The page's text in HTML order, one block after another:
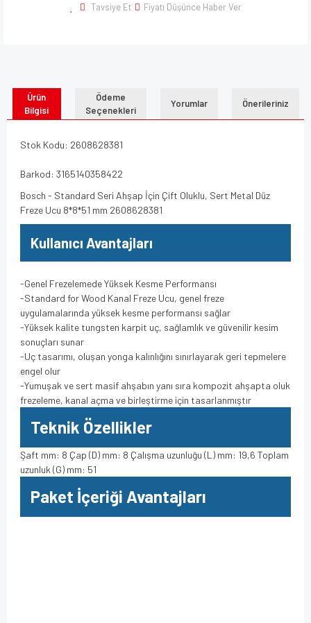
Tavsiye Et Fiyatı Düşünce Haber Ver
Ürün
Bilgisi
Ödeme
Seçenekleri
Yorumlar Önerileriniz
Stok Kodu: 2608628381
Barkod: 3165140358422
Bosch - Standard Seri Ahşap İçin Çift Oluklu, Sert Metal Düz
Freze Ucu 8*8*51 mm 2608628381
Kullanıcı Avantajları
-Genel Frezelemede Yüksek Kesme Performansı
-Standard for Wood Kanal Freze Ucu, genel freze
uygulamalarında yüksek kesme performansı sağlar
-Yüksek kalite tungsten karpit uç, sağlamlık ve güvenilir kesim
sonuçları sunar
-Uç tasarımı, oluşan yonga kalınlığını sınırlayarak geri tepmelere
engel olur
-Yumuşak ve sert masif ahşabın yanı sıra kompozit ahşapta oluk
frezeleme, kanal açma ve birleştirme için tasarlanmıştır
Teknik Özellikler
Şaft mm: 8 Çap (D) mm: 8 Çalışma uzunluğu (L) mm: 19,6 Toplam
uzunluk (G) mm: 51
Paket İçeriği Avantajları